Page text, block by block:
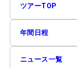
ツアーTOP
年間日程
ニュース一覧